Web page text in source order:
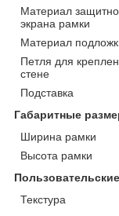
Материал
экрана рамки
Материал
Петля для
стене
Подставка
Габаритные
Ширина рамки
Высота рамки
Текстура